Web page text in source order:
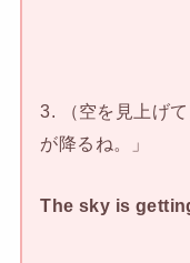
3. （空を見上げ
が降るね。」
The sky is